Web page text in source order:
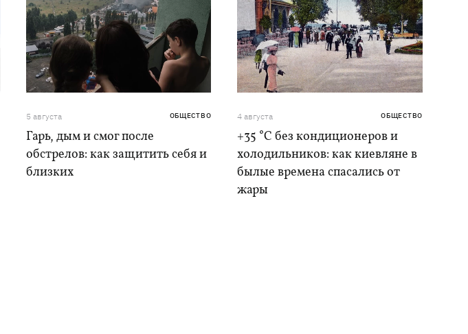
5 августа ОБЩЕСТВО
Гарь, дым и смог после
обстрелов: как защитить себя и
близких
4 августа ОБЩЕСТВО
+35 °C без кондиционеров и
холодильников: как киевляне в
былые времена спасались от
жары